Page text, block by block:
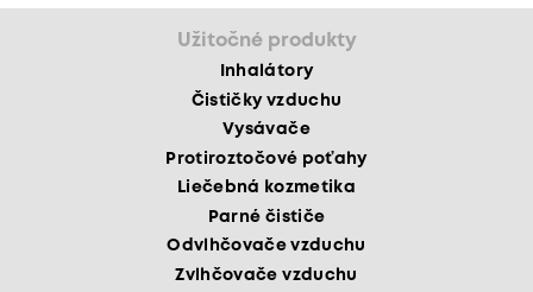
Užitočné produkty
Inhalátory
Čističky vzduchu
Vysávače
Protiroztočové poťahy
Liečebná kozmetika
Parné čističe
Odvlhčovače vzduchu
Zvlhčovače vzduchu